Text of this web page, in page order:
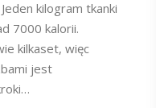
kilogram tkanki
7000 kalorii.
kilkaset, więc
jest